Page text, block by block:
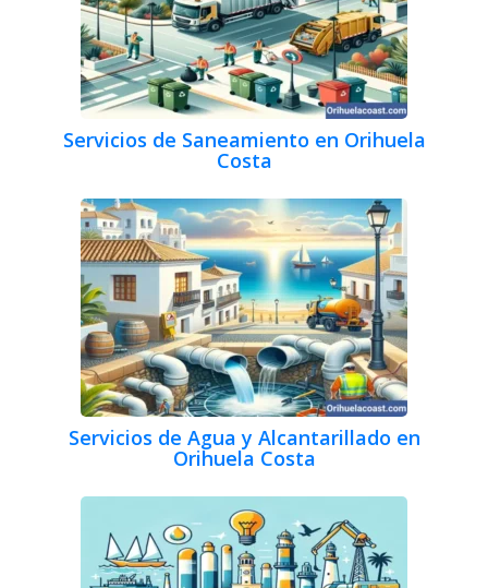
Servicios de Saneamiento en Orihuela
Costa
Servicios de Agua y Alcantarillado en
Orihuela Costa